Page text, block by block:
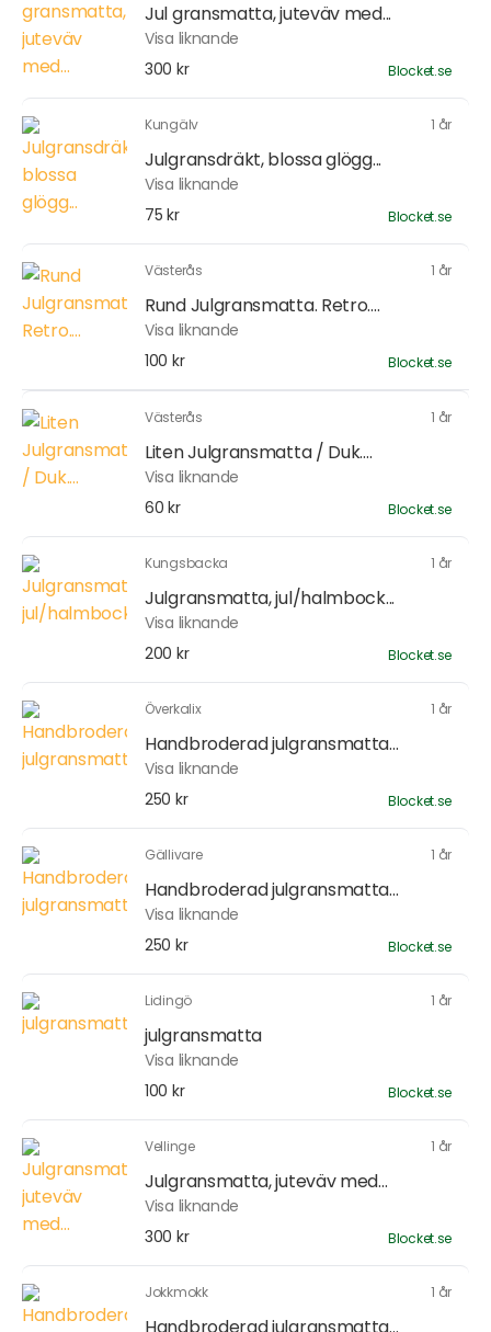
Jul gransmatta, juteväv med...
Visa liknande
300 kr
Blocket.se
Kungälv 1 år
Julgransdräkt, blossa glögg...
Visa liknande
75 kr
Blocket.se
Västerås 1 år
Rund Julgransmatta. Retro....
Visa liknande
100 kr
Blocket.se
Västerås 1 år
Liten Julgransmatta / Duk....
Visa liknande
60 kr
Blocket.se
Kungsbacka 1 år
Julgransmatta, jul/halmbock...
Visa liknande
200 kr
Blocket.se
Överkalix 1 år
Handbroderad julgransmatta...
Visa liknande
250 kr
Blocket.se
Gällivare 1 år
Handbroderad julgransmatta...
Visa liknande
250 kr
Blocket.se
Lidingö 1 år
julgransmatta
Visa liknande
100 kr
Blocket.se
Vellinge 1 år
Julgransmatta, juteväv med...
Visa liknande
300 kr
Blocket.se
Jokkmokk 1 år